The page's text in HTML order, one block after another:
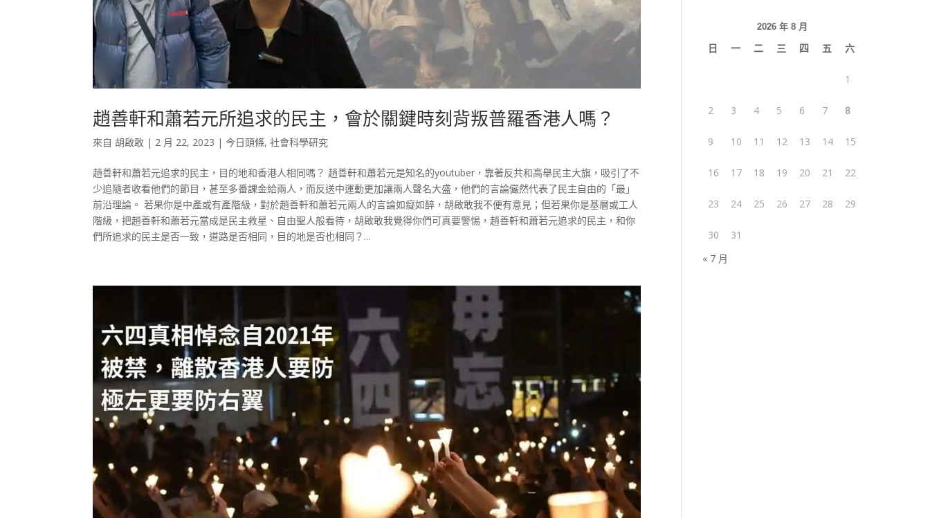
趙善軒和蕭若元所追求的民主，會於關鍵時刻背叛普羅香港人嗎？
來自胡啟敢 | 2 月 22, 2023 |今日頭條,社會科學研究
趙善軒和蕭若元追求的民主，目的地和香港人相同嗎？ 趙善軒和蕭若元是知名的youtuber，靠著反共和高舉民主大旗，吸引了不
少追隨者收看他們的節目，甚至多番課金給兩人，而反送中運動更加讓兩人聲名大盛，他們的言論儼然代表了民主自由的「最」
前沿理論。 若果你是中產或有產階級，對於趙善軒和蕭若元兩人的言論如癡如醉，胡啟敢我不便有意見；但若果你是基層或工人
階級，把趙善軒和蕭若元當成是民主救星、自由聖人般看待，胡啟敢我覺得你們可真要警惕，趙善軒和蕭若元追求的民主，和你
們所追求的民主是否一致，道路是否相同，目的地是否也相同？...
2026 年 8 月
日 一 二 三 四 五 六
1
2 3 4 5 6 7 8
9 10 11 12 13 14 15
16 17 18 19 20 21 22
23 24 25 26 27 28 29
30
31
« 7 月